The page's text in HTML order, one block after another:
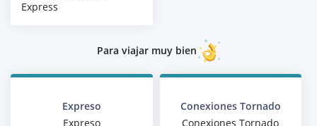
Express
Para viajar muy bien
Expreso
Expreso
Conexiones Tornado
Conexiones Tornado